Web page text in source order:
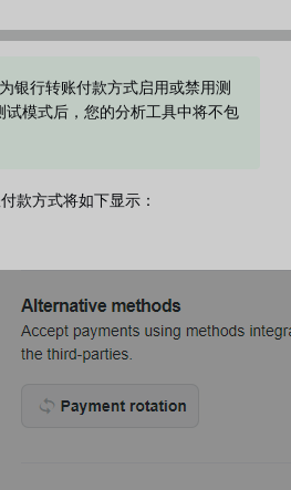
银行转账付款方式启用或禁用测
试模式后，您的分析工具中将不包
款方式将如下显示：